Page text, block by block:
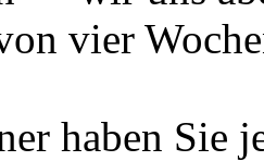
vier
haben Sie